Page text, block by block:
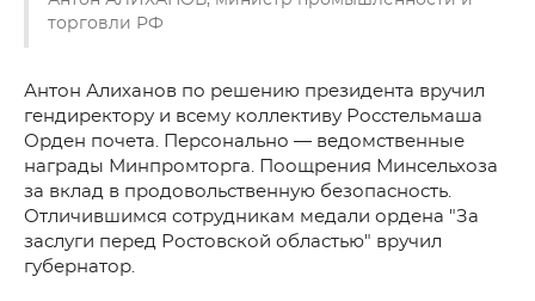
торговли РФ
Антон Алиханов по решению президента вручил
гендиректору и всему коллективу Росстельмаша
Орден почета. Персонально — ведомственные
награды Минпромторга. Поощрения Минсельхоза
за вклад в продовольственную безопасность.
Отличившимся сотрудникам медали ордена "За
заслуги перед Ростовской областью" вручил
губернатор.